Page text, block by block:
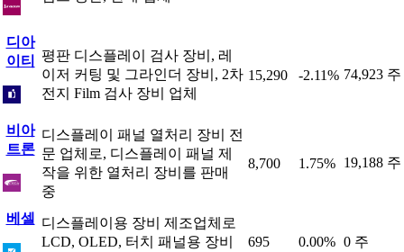
디아
이티
평판 디스플레이 검사 장비, 레
이저 커팅 및 그라인더 장비, 2차
전지 Film 검사 장비 업체
15,290 -2.11% 74,923 주
비아
트론
디스플레이 패널 열처리 장비 전
문 업체로, 디스플레이 패널 제
작을 위한 열처리 장비를 판매
중
8,700 1.75% 19,188 주
베셀
디스플레이용 장비 제조업체로
LCD, OLED, 터치 패널용 장비
695 0.00% 0 주